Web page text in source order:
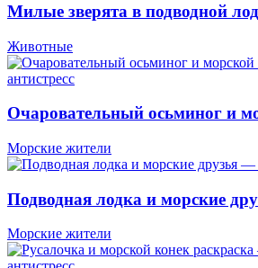
Милые зверята в подводной
Животные
Очаровательный осьминог и
Морские жители
Подводная лодка и морские
Морские жители